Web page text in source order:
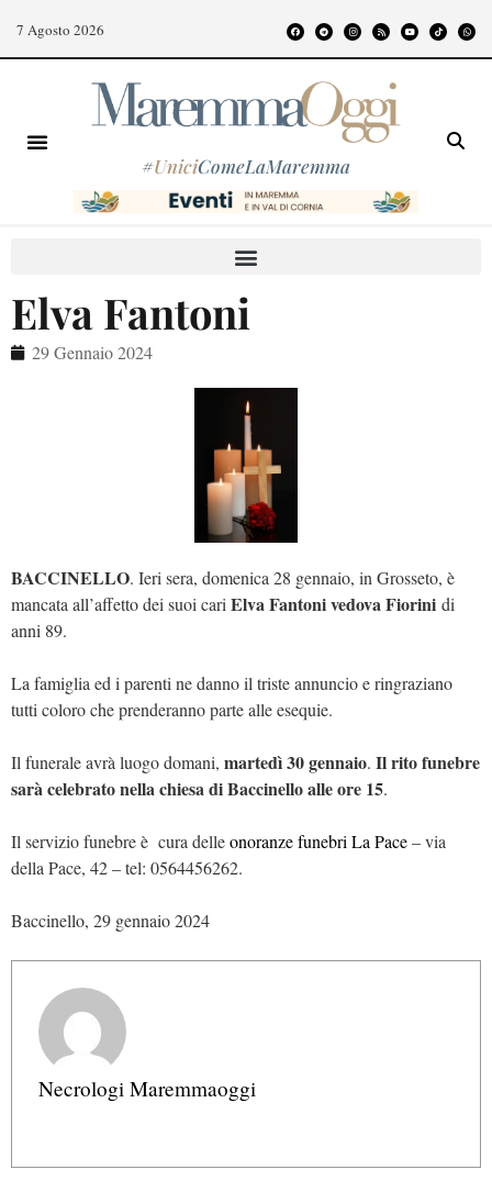
7 Agosto 2026
#UniciComeLaMaremma
Elva Fantoni
29 Gennaio 2024
BACCINELLO. Ieri sera, domenica 28 gennaio, in Grosseto, è
mancata all’affetto dei suoi cariElva Fantoni vedova Fiorini di
anni 89.
La famiglia ed i parenti ne danno il triste annuncio e ringraziano
tutti coloro che prenderanno parte alle esequie.
Il funerale avrà luogo domani, martedì 30 gennaio. Il rito funebre
sarà celebrato nella chiesa di Baccinello alle ore 15.
Il servizio funebre è cura delleonoranze funebri La Pace– via
della Pace, 42 – tel: 0564456262.
Baccinello, 29 gennaio 2024
Necrologi Maremmaoggi